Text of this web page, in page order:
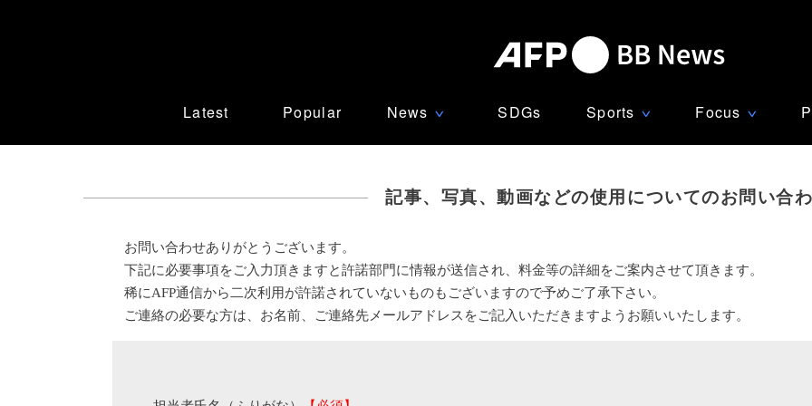
Latest Popular News ∨ SDGs Sports ∨ Focus ∨
記事、写真、動画などの使用についてのお問い合
お問い合わせありがとうございます。
下記に必要事項をご入力頂きますと許諾部門に情報が送信され、料金等の詳細をご案内させて頂きます。
稀にAFP通信から二次利用が許諾されていないものもございますので予めご了承下さい。
ご連絡の必要な方は、お名前、ご連絡先メールアドレスをご記入いただきますようお願いいたします。